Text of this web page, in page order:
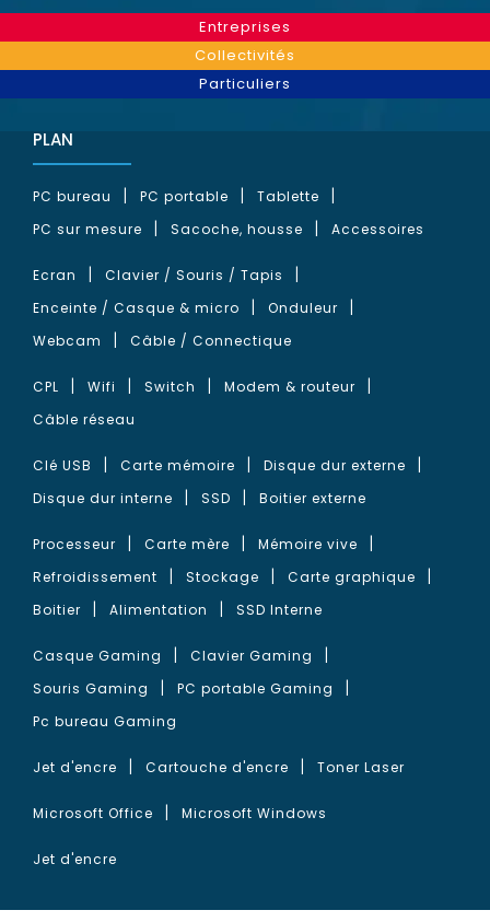
Entreprises
Collectivités
Particuliers
PLAN
PC bureau PC portable
Tablette
PC sur mesure
Sacoche, housse Accessoires
Ecran
Clavier / Souris / Tapis
Enceinte / Casque & micro
Onduleur
Webcam
Câble / Connectique
CPL Wifi Switch
Modem & routeur
Câble réseau
Clé USB Carte mémoire
Disque dur externe
Disque dur interne
SSD Boitier externe
Processeur Carte mère
Mémoire vive
Refroidissement
Stockage
Carte graphique
Boitier
Alimentation SSD Interne
Casque Gaming
Clavier Gaming
Souris Gaming
PC portable Gaming
Pc bureau Gaming
Jet d'encre Cartouche d'encre Toner Laser
Microsoft Office Microsoft Windows
Jet d'encre